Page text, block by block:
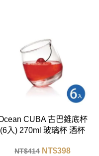
日本 ADERIA 津輕 手作
瀑布小酒杯/1入
NT$538 NT$430